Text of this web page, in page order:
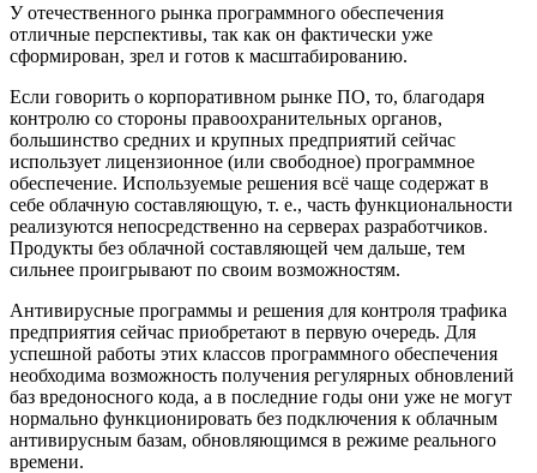
У отечественного рынка программного обеспечения
отличные перспективы, так как он фактически уже
сформирован, зрел и готов к масштабированию.
Если говорить о корпоративном рынке ПО, то, благодаря
контролю со стороны правоохранительных органов,
большинство средних и крупных предприятий сейчас
использует лицензионное (или свободное) программное
обеспечение. Используемые решения всё чаще содержат в
себе облачную составляющую, т. е., часть функциональности
реализуются непосредственно на серверах разработчиков.
Продукты без облачной составляющей чем дальше, тем
сильнее проигрывают по своим возможностям.
Антивирусные программы и решения для контроля трафика
предприятия сейчас приобретают в первую очередь. Для
успешной работы этих классов программного обеспечения
необходима возможность получения регулярных обновлений
баз вредоносного кода, а в последние годы они уже не могут
нормально функционировать без подключения к облачным
антивирусным базам, обновляющимся в режиме реального
времени.